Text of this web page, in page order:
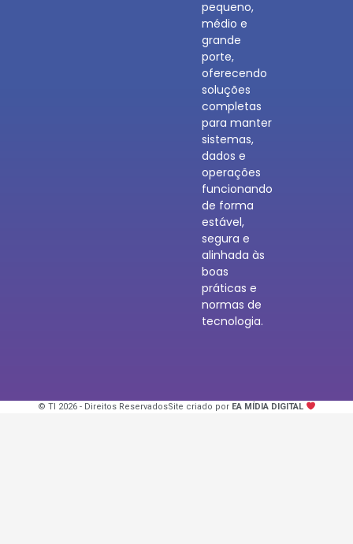
pequeno,
médio e
grande
porte,
oferecendo
soluções
completas
para manter
sistemas,
dados e
operações
funcionando
de forma
estável,
segura e
alinhada às
boas
práticas e
normas de
tecnologia.
© TI 2026 - Direitos ReservadosSite criado por EA MÍDIA DIGITAL